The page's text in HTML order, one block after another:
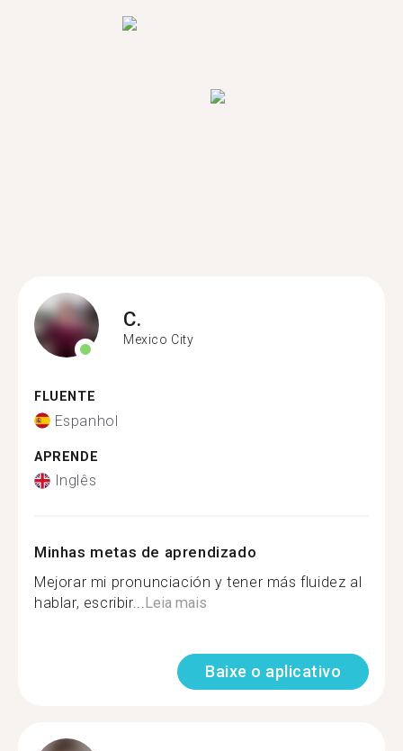
C.
Mexico City
FLUENTE
Espanhol
APRENDE
Inglês
Minhas metas de aprendizado
Mejorar mi pronunciación y tener más fluidez al
hablar, escribir...Leia mais
Baixe o aplicativo